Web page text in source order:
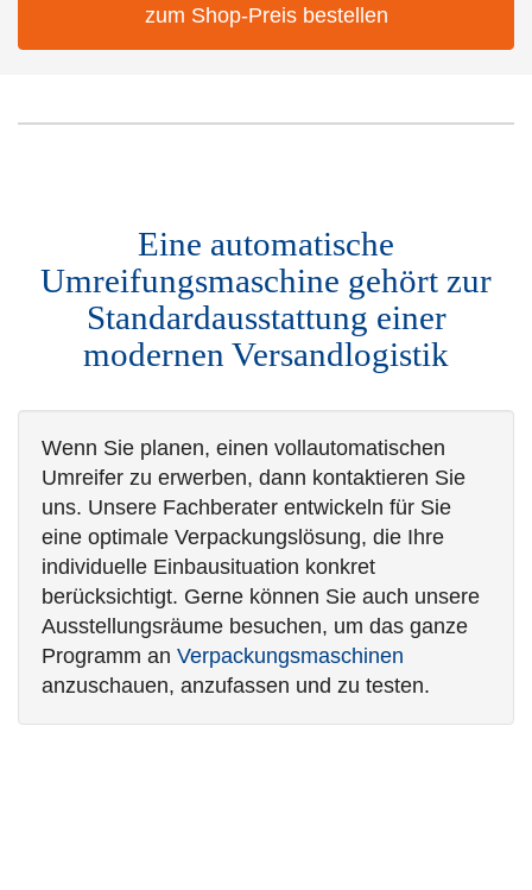
zum Shop-Preis bestellen
Eine automatische
Umreifungsmaschine gehört zur
Standardausstattung einer
modernen Versandlogistik
Wenn Sie planen, einen vollautomatischen
Umreifer zu erwerben, dann kontaktieren Sie
uns. Unsere Fachberater entwickeln für Sie
eine optimale Verpackungslösung, die Ihre
individuelle Einbausituation konkret
berücksichtigt. Gerne können Sie auch unsere
Ausstellungsräume besuchen, um das ganze
Programm an Verpackungsmaschinen
anzuschauen, anzufassen und zu testen.